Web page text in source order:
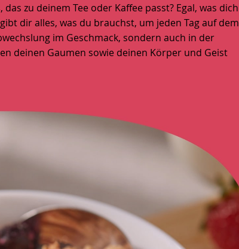
zu deinem Tee oder Kaffee passt? Egal, was dich
dir alles, was du brauchst, um jeden Tag auf dem
im Geschmack, sondern auch in der
deinen Gaumen sowie deinen Körper und Geist